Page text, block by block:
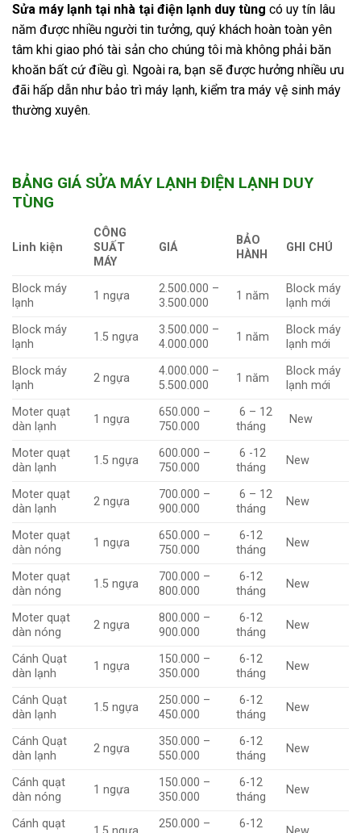
Sửa máy lạnh tại nhà tại điện lạnh duy tùng có uy tín lâu
năm được nhiều người tin tưởng, quý khách hoàn toàn yên
tâm khi giao phó tài sản cho chúng tôi mà không phải băn
khoăn bất cứ điều gì. Ngoài ra, bạn sẽ được hưởng nhiều ưu
đãi hấp dẫn như bảo trì máy lạnh, kiểm tra máy vệ sinh máy
thường xuyên.
BẢNG GIÁ SỬA MÁY LẠNH ĐIỆN LẠNH DUY
TÙNG
Linh kiện
CÔNG
SUẤT
MÁY
GIÁ
BẢO
HÀNH
GHI CHÚ
Block máy
lạnh
1 ngựa
2.500.000 –
3.500.000
1 năm
Block máy
lạnh mới
Block máy
lạnh
1.5 ngựa
3.500.000 –
4.000.000
1 năm
Block máy
lạnh mới
Block máy
lạnh
2 ngựa
4.000.000 –
5.500.000
1 năm
Block máy
lạnh mới
Moter quạt
dàn lạnh
1 ngựa
650.000 –
750.000
6 – 12
tháng
New
Moter quạt
dàn lạnh
1.5 ngựa
600.000 –
750.000
6 -12
tháng
New
Moter quạt
dàn lạnh
2 ngựa
700.000 –
900.000
6 – 12
tháng
New
Moter quạt
dàn nóng
1 ngựa
650.000 –
750.000
6-12
tháng
New
Moter quạt
dàn nóng
1.5 ngựa
700.000 –
800.000
6-12
tháng
New
Moter quạt
dàn nóng
2 ngựa
800.000 –
900.000
6-12
tháng
New
Cánh Quạt
dàn lạnh
1 ngựa
150.000 –
350.000
6-12
tháng
New
Cánh Quạt
dàn lạnh
1.5 ngựa
250.000 –
450.000
6-12
tháng
New
Cánh Quạt
dàn lạnh
2 ngựa
350.000 –
550.000
6-12
tháng
New
Cánh quạt
dàn nóng
1 ngựa
150.000 –
350.000
6-12
tháng
New
Cánh quạt
250.000 –
6-12